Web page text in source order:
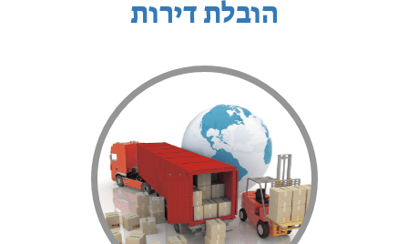
הובלת דירות